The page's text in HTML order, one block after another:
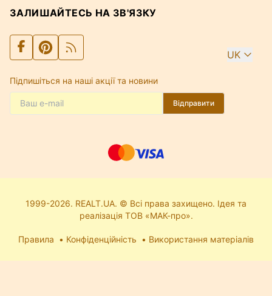
ЗАЛИШАЙТЕСЬ НА ЗВ'ЯЗКУ
UK
Підпишіться на наші акції та новини
Відправити
1999-2026. REALT.UA. © Всі права захищено. Ідея та
реалізація ТОВ «МАК-про».
Правила Конфіденційність Використання матеріалів